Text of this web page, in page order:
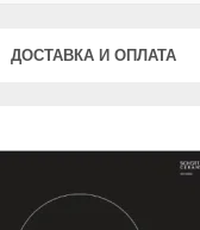
ДОСТАВКА И ОПЛАТА